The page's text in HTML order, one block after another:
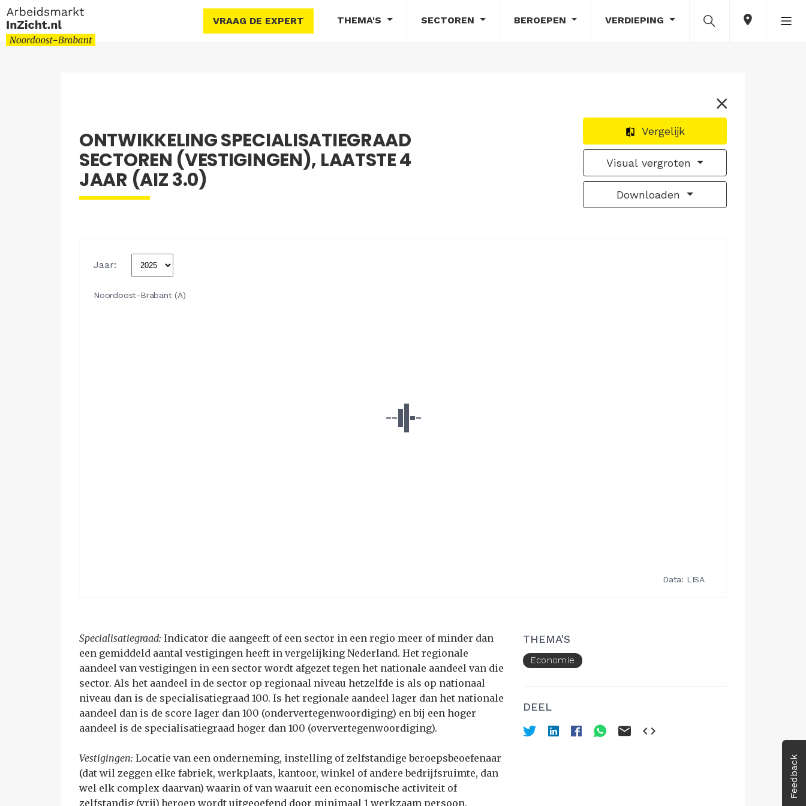
VRAAG DE EXPERT THEMA'S SECTOREN BEROEPEN VERDIEPING
Feedback
Vergelijk
Visual vergroten
Downloaden
ONTWIKKELING SPECIALISATIEGRAAD
SECTOREN (VESTIGINGEN), LAATSTE 4
JAAR (AIZ 3.0)
Specialisatiegraad: Indicator die aangeeft of een sector in een regio meer of minder dan
een gemiddeld aantal vestigingen heeft in vergelijking Nederland. Het regionale
aandeel van vestigingen in een sector wordt afgezet tegen het nationale aandeel van die
sector. Als het aandeel in de sector op regionaal niveau hetzelfde is als op nationaal
niveau dan is de specialisatiegraad 100. Is het regionale aandeel lager dan het nationale
aandeel dan is de score lager dan 100 (ondervertegenwoordiging) en bij een hoger
aandeel is de specialisatiegraad hoger dan 100 (oververtegenwoordiging).
Vestigingen: Locatie van een onderneming, instelling of zelfstandige beroepsbeoefenaar
(dat wil zeggen elke fabriek, werkplaats, kantoor, winkel of andere bedrijfsruimte, dan
wel elk complex daarvan) waarin of van waaruit een economische activiteit of
zelfstandig (vrij) beroep wordt uitgeoefend door minimaal 1 werkzaam persoon.
THEMA'S
Economie
DEEL